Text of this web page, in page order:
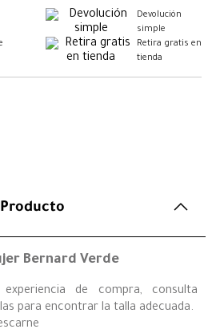
Devolución
simple
Retira gratis en
tienda
Bernard Verde
de compra, consulta
para encontrar la talla adecuada.